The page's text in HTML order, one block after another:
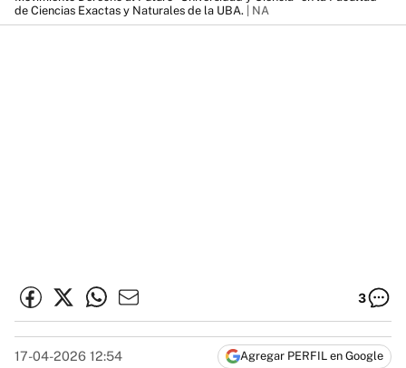
de Ciencias Exactas y Naturales de la UBA. | NA
3
17-04-2026 12:54 Agregar PERFIL en Google